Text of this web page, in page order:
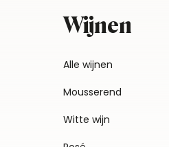
Wijnen
Alle wijnen
Mousserend
Witte wijn